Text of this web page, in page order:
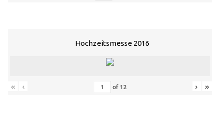
Hochzeitsmesse 2016
« ‹ of 12 › »